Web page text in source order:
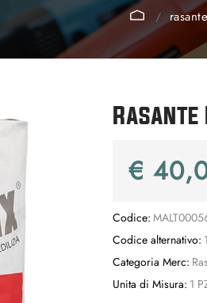
Rasante
€
Codice:
Codice alternativo:
Categoria Merc:
Unita di Misura: 1